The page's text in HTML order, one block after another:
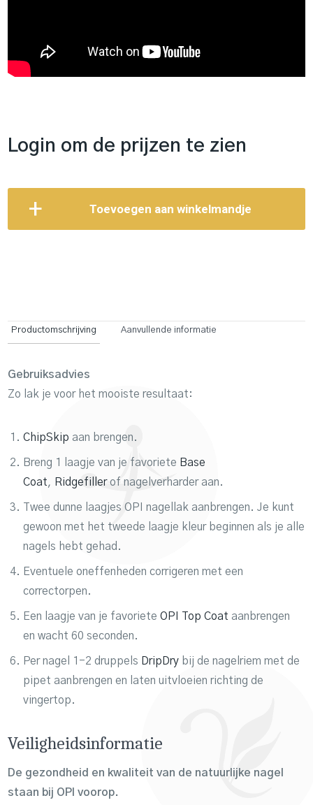
Login om de prijzen te zien
Toevoegen aan winkelmandje
Productomschrijving Aanvullende informatie
Gebruiksadvies
Zo lak je voor het mooiste resultaat:
ChipSkip aan brengen.
Breng 1 laagje van je favoriete Base
Coat, Ridgefillerof nagelverharder aan.
Twee dunne laagjes OPI nagellak aanbrengen. Je kunt
gewoon met het tweede laagje kleur beginnen als je alle
nagels hebt gehad.
Eventuele oneffenheden corrigeren met een
correctorpen.
Een laagje van je favorieteOPI Top Coat aanbrengen
en wacht 60 seconden.
Per nagel 1-2 druppels DripDry bij de nagelriem met de
pipet aanbrengen en laten uitvloeien richting de
vingertop.
Veiligheidsinformatie
De gezondheid en kwaliteit van de natuurlijke nagel
staan bij OPI voorop.